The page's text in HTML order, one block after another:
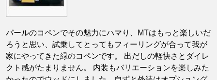
パールのコペンでその魅力にハマり、MTはもっと楽しいだ
ろうと思い、試乗してとってもフィーリングが合って我が
家にやってきた緑のコペンです。 出だしの軽快さとダイレ
クト感がたまりません。 内装もバリエーションを楽しみた